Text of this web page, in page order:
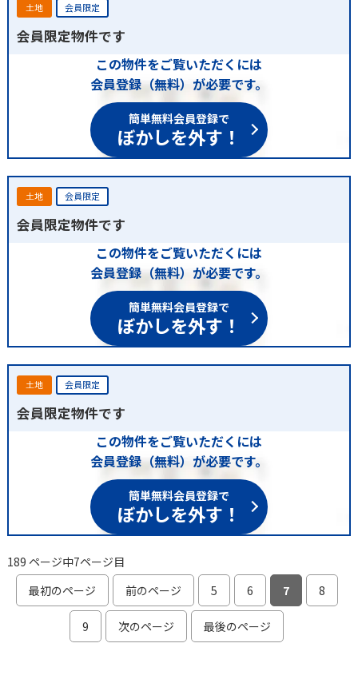
土地 会員限定
会員限定物件です
この物件をご覧いただくには
会員登録（無料）が必要です。
簡単無料会員登録で
ぼかしを外す！
土地 会員限定
会員限定物件です
この物件をご覧いただくには
会員登録（無料）が必要です。
簡単無料会員登録で
ぼかしを外す！
土地 会員限定
会員限定物件です
この物件をご覧いただくには
会員登録（無料）が必要です。
簡単無料会員登録で
ぼかしを外す！
189 ページ中7ページ目
最初のページ
前のページ 5 6 7 8
9 次のページ 最後のページ